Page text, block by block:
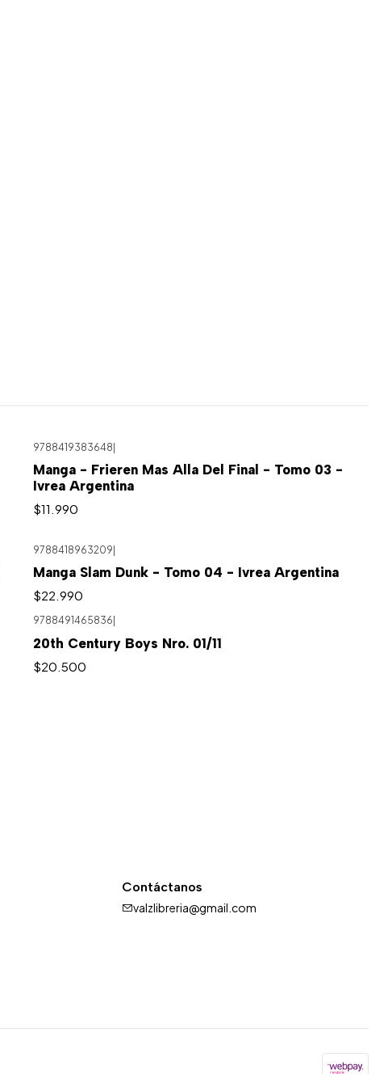
9788419383648|
Manga - Frieren Mas Alla Del Final - Tomo 03 -
Ivrea Argentina
$11.990
9788418963209
Manga Slam Dunk - Tomo 04 - Ivrea Argentina
$22.990
9788491465836
20th Century Boys Nro. 01/11
$20.500
Contáctanos
valzlibreria@gmail.com